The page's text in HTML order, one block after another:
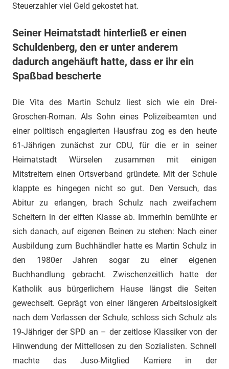
Steuerzahler viel Geld gekostet hat.
Seiner Heimatstadt hinterließ er einen
Schuldenberg, den er unter anderem
dadurch angehäuft hatte, dass er ihr ein
Spaßbad bescherte
Die Vita des Martin Schulz liest sich wie ein Drei-
Groschen-Roman. Als Sohn eines Polizeibeamten und
einer politisch engagierten Hausfrau zog es den heute
61-Jährigen zunächst zur CDU, für die er in seiner
Heimatstadt Würselen zusammen mit einigen
Mitstreitern einen Ortsverband gründete. Mit der Schule
klappte es hingegen nicht so gut. Den Versuch, das
Abitur zu erlangen, brach Schulz nach zweifachem
Scheitern in der elften Klasse ab. Immerhin bemühte er
sich danach, auf eigenen Beinen zu stehen: Nach einer
Ausbildung zum Buchhändler hatte es Martin Schulz in
den 1980er Jahren sogar zu einer eigenen
Buchhandlung gebracht. Zwischenzeitlich hatte der
Katholik aus bürgerlichem Hause längst die Seiten
gewechselt. Geprägt von einer längeren Arbeitslosigkeit
nach dem Verlassen der Schule, schloss sich Schulz als
19-Jähriger der SPD an – der zeitlose Klassiker von der
Hinwendung der Mittellosen zu den Sozialisten. Schnell
machte das Juso-Mitglied Karriere in der